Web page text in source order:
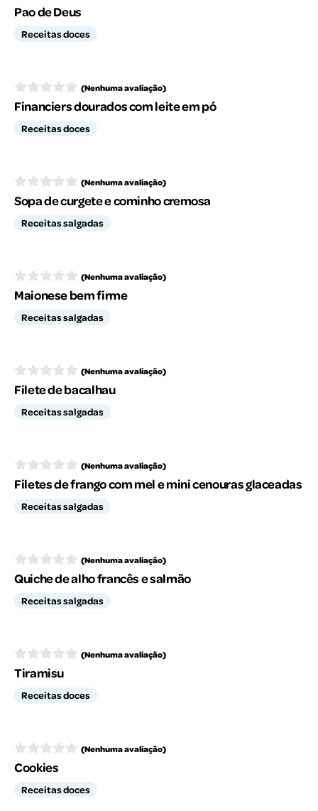
Pao de Deus
Receitas doces
(Nenhuma avaliação)
Financiers dourados com leite em pó
Receitas doces
(Nenhuma avaliação)
Sopa de curgete e cominho cremosa
Receitas salgadas
(Nenhuma avaliação)
Maionese bem firme
Receitas salgadas
(Nenhuma avaliação)
Filete de bacalhau
Receitas salgadas
(Nenhuma avaliação)
Filetes de frango com mel e mini cenouras glaceadas
Receitas salgadas
(Nenhuma avaliação)
Quiche de alho francês e salmão
Receitas salgadas
(Nenhuma avaliação)
Tiramisu
Receitas doces
(Nenhuma avaliação)
Cookies
Receitas doces